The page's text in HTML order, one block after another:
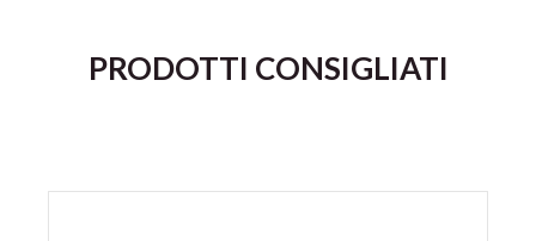
PRODOTTI CONSIGLIATI